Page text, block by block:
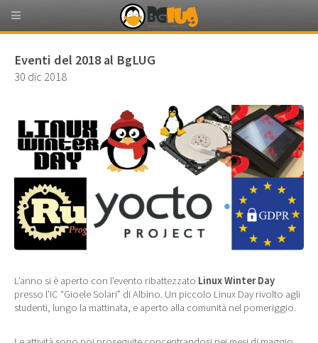
Eventi del 2018 al BgLUG
30 dic 2018
L’anno si è aperto con l’evento ribattezzato Linux Winter Day
presso l’IC “Gioele Solari” di Albino. Un piccolo Linux Day rivolto agli
studenti, lungo la mattinata, e aperto alla comunità nel pomeriggio.